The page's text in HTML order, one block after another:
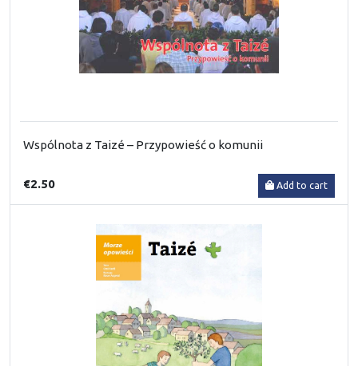
Wspólnota z Taizé – Przypowieść o komunii
€2.50 Add to cart